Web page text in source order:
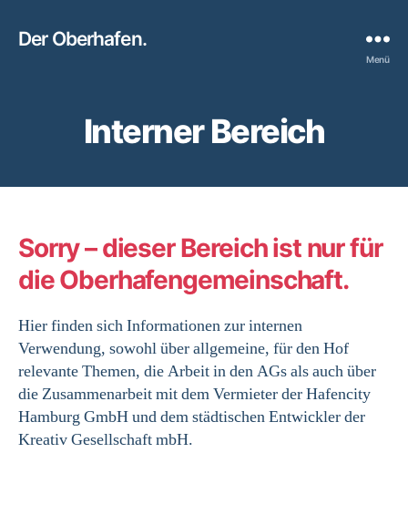
Der Oberhafen.
Menü
Interner Bereich
Sorry – dieser Bereich ist nur für
die Oberhafengemeinschaft.
Hier finden sich Informationen zur internen
Verwendung, sowohl über allgemeine, für den Hof
relevante Themen, die Arbeit in den AGs als auch über
die Zusammenarbeit mit dem Vermieter der Hafencity
Hamburg GmbH und dem städtischen Entwickler der
Kreativ Gesellschaft mbH.